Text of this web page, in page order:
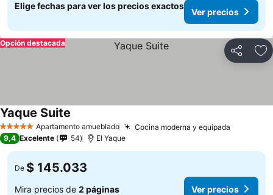
Elige fechas para ver los precios exactos
Ver precios
Compartir
Opción destacada
5 Estrellas Apartamento amueblado Cocina moderna y equipada
Yaque Suite
9,4 Excelente 54 El Yaque
De $ 145.033
Mira precios de 2 páginas Ver precios